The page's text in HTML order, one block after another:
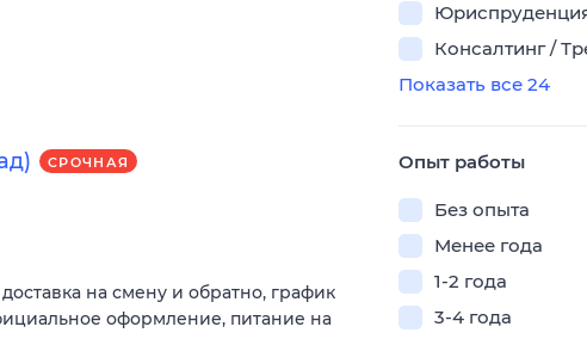
СРОЧНАЯ
на смену и обратно, график
оформление, питание на
Консалтинг /
Показать все 24
Опыт работы
Без опыта
Менее года
1-2 года
3-4 года